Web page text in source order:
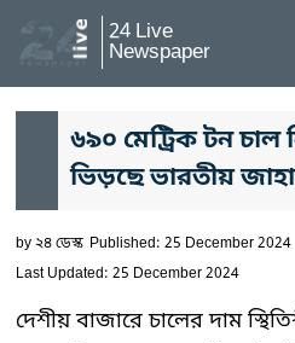
24 Live
Newspaper
৬৯০ মেট্রিক টন চাল
ভিড়ছে ভারতীয়
by২৪ ডেস্ক Published: 25 December 2024
Last Updated: 25 December 2024
দেশীয় বাজারে চালের দাম